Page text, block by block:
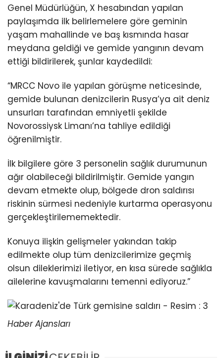
Genel Müdürlüğün, X hesabından yapılan
paylaşımda ilk belirlemelere göre geminin
yaşam mahallinde ve baş kısmında hasar
meydana geldiği ve gemide yangının devam
ettiği bildirilerek, şunlar kaydedildi:
“MRCC Novo ile yapılan görüşme neticesinde,
gemide bulunan denizcilerin Rusya’ya ait deniz
unsurları tarafından emniyetli şekilde
Novorossiysk Limanı’na tahliye edildiği
öğrenilmiştir.
İlk bilgilere göre 3 personelin sağlık durumunun
ağır olabileceği bildirilmiştir. Gemide yangın
devam etmekte olup, bölgede dron saldırısı
riskinin sürmesi nedeniyle kurtarma operasyonu
gerçekleştirilememektedir.
Konuya ilişkin gelişmeler yakından takip
edilmekte olup tüm denizcilerimize geçmiş
olsun dileklerimizi iletiyor, en kısa sürede sağlıkla
ailelerine kavuşmalarını temenni ediyoruz.”
Haber Ajansları